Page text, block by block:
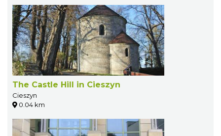
The Castle Hill in Cieszyn
Cieszyn
0.04 km